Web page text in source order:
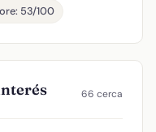
53/100
66 cerca